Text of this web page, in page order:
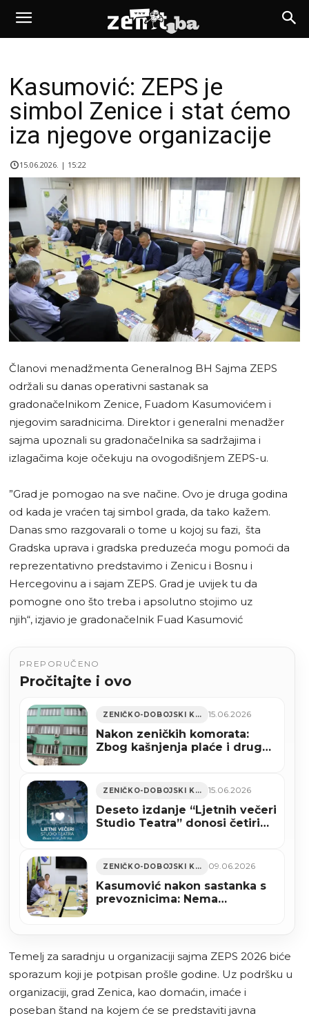
Kasumović: ZEPS je
simbol Zenice i stat ćemo
iza njegove organizacije
15.06.2026. | 15:22
Članovi menadžmenta Generalnog BH Sajma ZEPS
održali su danas operativni sastanak sa
gradonačelnikom Zenice, Fuadom Kasumovićem i
njegovim saradnicima. Direktor i generalni menadžer
sajma upoznali su gradonačelnika sa sadržajima i
izlagačima koje očekuju na ovogodišnjem ZEPS-u.
”Grad je pomogao na sve načine. Ovo je druga godina
od kada je vraćen taj simbol grada, da tako kažem.
Danas smo razgovarali o tome u kojoj su fazi, šta
Gradska uprava i gradska preduzeća mogu pomoći da
reprezentativno predstavimo i Zenicu i Bosnu i
Hercegovinu a i sajam ZEPS. Grad je uvijek tu da
pomogne ono što treba i apsolutno stojimo uz
njih“, izjavio je gradonačelnik Fuad Kasumović
PREPORUČENO
Pročitajte i ovo
ZENIČKO-DOBOJSKI KANTON 15.06.2026
Nakon zeničkih komorata:
Zbog kašnjenja plaće i druga
ZENIČKO-DOBOJSKI KANTON 15.06.2026
Deseto izdanje “Ljetnih večeri
Studio Teatra” donosi četiri
ZENIČKO-DOBOJSKI KANTON 09.06.2026
Kasumović nakon sastanka s
prevoznicima: Nema
Temelj za saradnju u organizaciji sajma ZEPS 2026 biće
sporazum koji je potpisan prošle godine. Uz podršku u
organizaciji, grad Zenica, kao domaćin, imaće i
poseban štand na kojem će se predstaviti javna